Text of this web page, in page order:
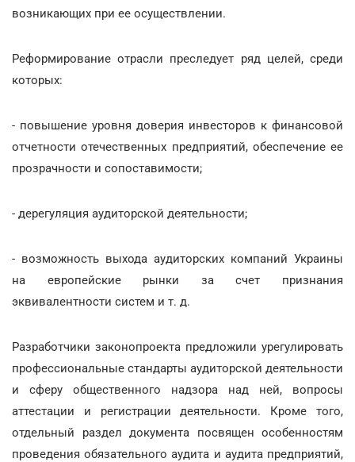
возникающих при ее осуществлении.
Реформирование отрасли преследует ряд целей, среди
которых:
- повышение уровня доверия инвесторов к финансовой
отчетности отечественных предприятий, обеспечение ее
прозрачности и сопоставимости;
- дерегуляция аудиторской деятельности;
- возможность выхода аудиторских компаний Украины
на европейские рынки за счет признания
эквивалентности систем и т. д.
Разработчики законопроекта предложили урегулировать
профессиональные стандарты аудиторской деятельности
и сферу общественного надзора над ней, вопросы
аттестации и регистрации деятельности. Кроме того,
отдельный раздел документа посвящен особенностям
проведения обязательного аудита и аудита предприятий,